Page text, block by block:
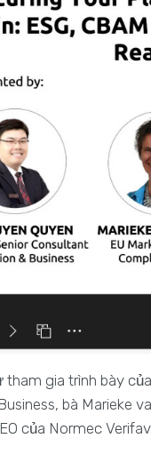
tham gia trình bày
bà Marieke
của Normec